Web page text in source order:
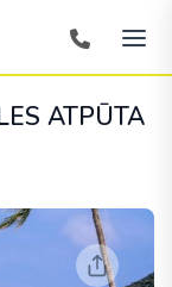
ATPŪTA